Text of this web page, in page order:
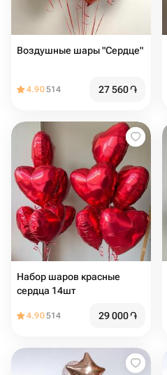
Воздушные шары "Сердце"
4.90514 27 560֏
Набор шаров красные
сердца 14шт
4.90514 29 000֏